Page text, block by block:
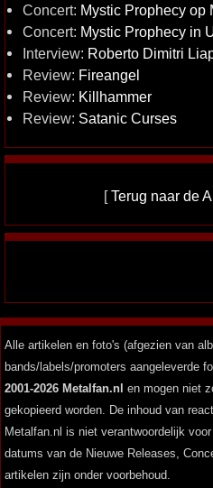
Concert: Mystic Prophecy op
Concert: Mystic Prophecy in
Interview: Roberto Dimitri
Review: Fireangel
Review: Killhammer
Review: Satanic Curses
[Terug naar de
Alle artikelen en foto's (afgezien van
bands/labels/promoters aangeleverde
2001-2026 Metalfan.nl en mogen niet
gekopieerd worden. De inhoud van
Metalfan.nl is niet verantwoordelijk
datums van de Nieuwe Releases,
artikelen zijn onder voorbehoud.